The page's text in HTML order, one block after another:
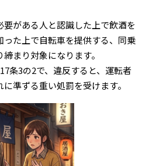
がある人と認識した上で飲酒を
た上で自転車を提供する、同乗
まり対象になります。
条3の2で、違反すると、運転者
準ずる重い処罰を受けます。